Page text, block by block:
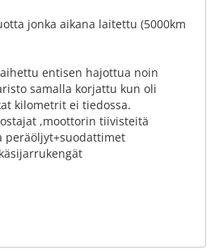
jonka aikana laitettu (5000km
entisen hajottua noin
samalla korjattu kun oli
kilometrit ei tiedossa.
,moottorin tiivisteitä
peräöljyt+suodattimet